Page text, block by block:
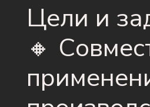
Цели и
🔸